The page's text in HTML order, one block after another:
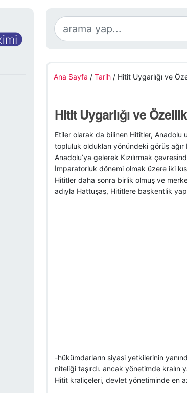
Ana Sayfa / Tarih/ Hitit Uygarlığı ve
Hitit Uygarlığı ve
Etiler olarak da bilinen Hititler, Anadolu
topluluk oldukları yönündeki görüş
Anadolu’ya gelerek Kızılırmak
İmparatorluk dönemi olmak üzere iki
Hititler daha sonra birlik olmuş ve
adıyla Hattuşaş, Hititlere başkentlik
-hükümdarların siyasi yetkilerinin
niteliği taşırdı. ancak yönetimde kralın
Hitit kraliçeleri, devlet yönetiminde en